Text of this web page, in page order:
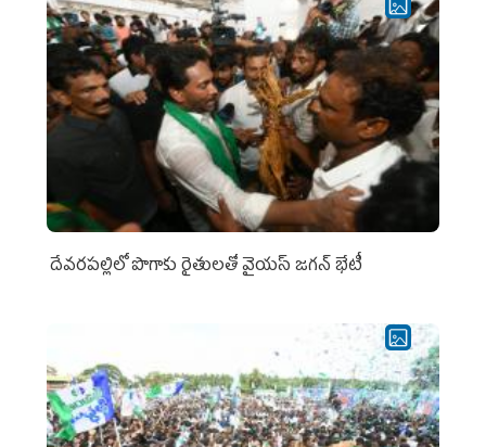
దేవరపల్లిలో పొగాకు రైతులతో వైయస్ జగన్ భేటీ